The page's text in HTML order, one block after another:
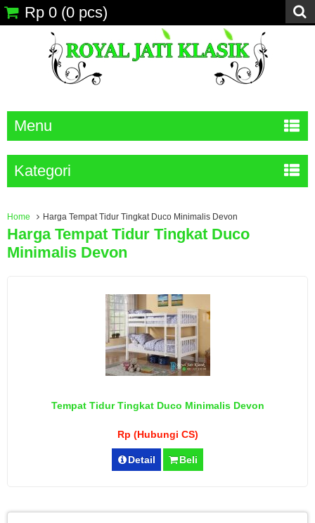
Rp 0 (0 pcs)
Menu
Kategori
Home Harga Tempat Tidur Tingkat Duco Minimalis Devon
Harga Tempat Tidur Tingkat Duco
Minimalis Devon
Tempat Tidur Tingkat Duco Minimalis Devon
Rp (Hubungi CS)
Detail Beli